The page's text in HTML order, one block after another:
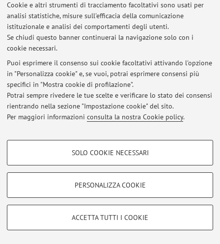
Cookie e altri strumenti di tracciamento facoltativi sono usati per
analisi statistiche, misure sull'efficacia della comunicazione
istituzionale e analisi dei comportamenti degli utenti.
Se chiudi questo banner continuerai la navigazione solo con i
cookie necessari.
Puoi esprimere il consenso sui cookie facoltativi attivando l'opzione
in "Personalizza cookie" e, se vuoi, potrai esprimere consensi più
specifici in "Mostra cookie di profilazione".
Potrai sempre rivedere le tue scelte e verificare lo stato dei consensi
rientrando nella sezione "Impostazione cookie" del sito.
Per maggiori informazioni consulta la nostra Cookie policy.
COOKIE DI PROFILAZIONE - FACOLTATIVI
COOKIE TECNICI - NECESSARI
Si tratta di cookie tecnici utilizzati, a titolo esemplificativo, per il corretto
SOLO COOKIE NECESSARI
PERSONALIZZA COOKIE
ACCETTA TUTTI I COOKIE
Area riservata
Accedi tramite loginper gestire tutti i contenuti del sito.
© 2026 - ALMA MATER STUDIORUM - Università di Bologna - Via
Zamboni, 33 - 40126 Bologna - Partita IVA: 01131710376
Privacy|Note legali|Impostazioni Cookie